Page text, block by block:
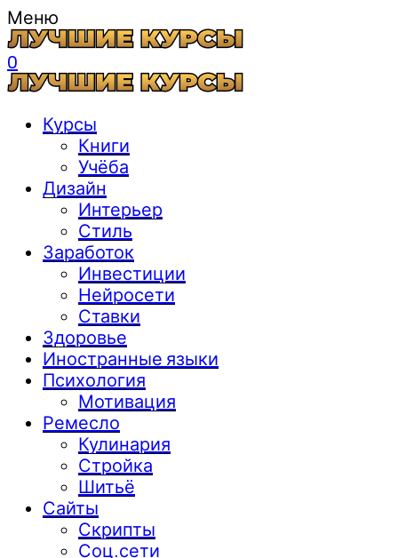
Меню
0
Курсы
Книги
Учёба
Дизайн
Интерьер
Стиль
Заработок
Инвестиции
Нейросети
Ставки
Здоровье
Иностранные языки
Психология
Мотивация
Ремесло
Кулинария
Стройка
Шитьё
Сайты
Скрипты
Соц.сети